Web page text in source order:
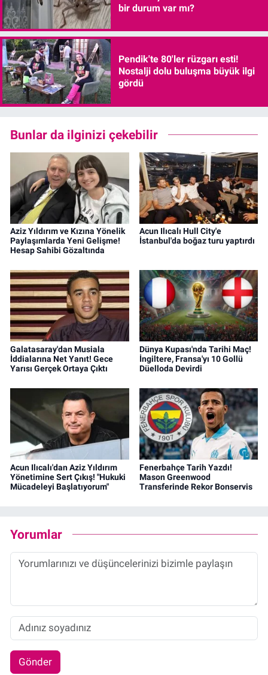
bir durum var mı?
Pendik'te 80'ler rüzgarı esti!
Nostalji dolu buluşma büyük ilgi
gördü
Bunlar da ilginizi çekebilir
Aziz Yıldırım ve Kızına Yönelik
Paylaşımlarda Yeni Gelişme!
Hesap Sahibi Gözaltında
Acun Ilıcalı Hull City'e
İstanbul'da boğaz turu yaptırdı
Galatasaray'dan Musiala
İddialarına Net Yanıt! Gece
Yarısı Gerçek Ortaya Çıktı
Dünya Kupası'nda Tarihi Maç!
İngiltere, Fransa'yı 10 Gollü
Düelloda Devirdi
Acun Ilıcalı'dan Aziz Yıldırım
Yönetimine Sert Çıkış! "Hukuki
Mücadeleyi Başlatıyorum"
Fenerbahçe Tarih Yazdı!
Mason Greenwood
Transferinde Rekor Bonservis
Yorumlar
Gönder